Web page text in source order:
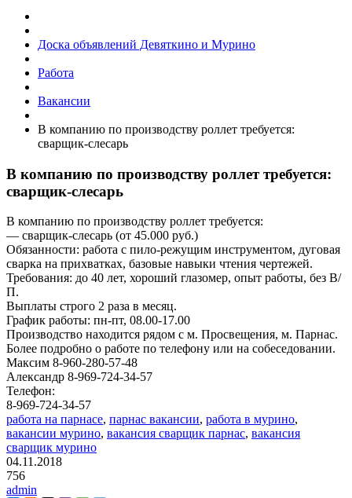
Доска объявлений Девяткино и Мурино
Работа
Вакансии
В компанию по производству роллет требуется:
сварщик-слесарь
В компанию по производству роллет требуется:
сварщик-слесарь
В компанию по производству роллет требуется:
— сварщик-слесарь (от 45.000 руб.)
Обязанности: работа с пило-режущим инструментом, дуговая
сварка на прихватках, базовые навыки чтения чертежей.
Требования: до 40 лет, хороший глазомер, опыт работы, без В/
П.
Выплаты строго 2 раза в месяц.
График работы: пн-пт, 08.00-17.00
Производство находится рядом с м. Просвещения, м. Парнас.
Более подробно о работе по телефону или на собеседовании.
Максим 8-960-280-57-48
Александр 8-969-724-34-57
Телефон:
8-969-724-34-57
работа на парнасе, парнас вакансии, работа в мурино,
вакансии мурино, вакансия сварщик парнас, вакансия
сварщик мурино
04.11.2018
756
admin